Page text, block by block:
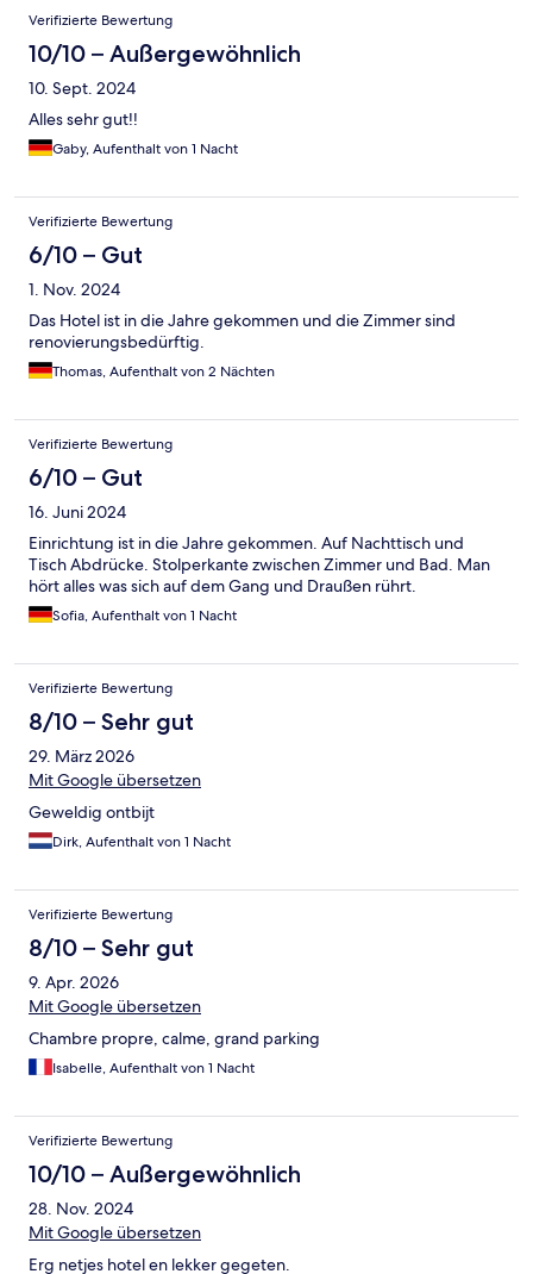
Verifizierte Bewertung
10/10 – Außergewöhnlich
10. Sept. 2024
Alles sehr gut!!
Gaby, Aufenthalt von 1 Nacht
Verifizierte Bewertung
6/10 – Gut
1. Nov. 2024
Das Hotel ist in die Jahre gekommen und die Zimmer sind
renovierungsbedürftig.
Thomas, Aufenthalt von 2 Nächten
Verifizierte Bewertung
6/10 – Gut
16. Juni 2024
Einrichtung ist in die Jahre gekommen. Auf Nachttisch und
Tisch Abdrücke. Stolperkante zwischen Zimmer und Bad. Man
hört alles was sich auf dem Gang und Draußen rührt.
Sofia, Aufenthalt von 1 Nacht
Verifizierte Bewertung
8/10 – Sehr gut
29. März 2026
Mit Google übersetzen
Geweldig ontbijt
Dirk, Aufenthalt von 1 Nacht
Verifizierte Bewertung
8/10 – Sehr gut
9. Apr. 2026
Mit Google übersetzen
Chambre propre, calme, grand parking
Isabelle, Aufenthalt von 1 Nacht
Verifizierte Bewertung
10/10 – Außergewöhnlich
28. Nov. 2024
Mit Google übersetzen
Erg netjes hotel en lekker gegeten.